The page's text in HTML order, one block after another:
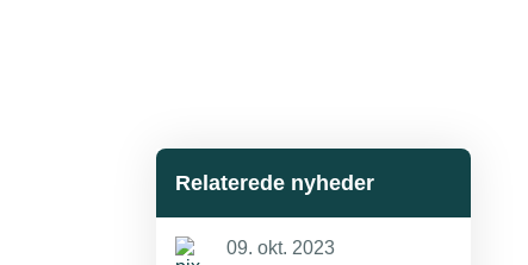
Relaterede nyheder
09. okt. 2023